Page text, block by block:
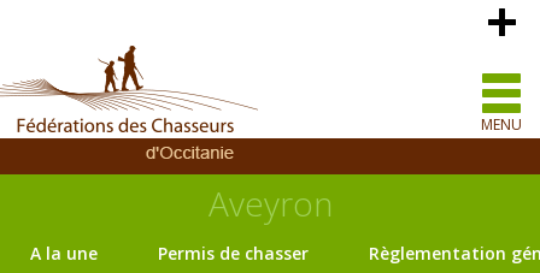
MENU
Aveyron
A la une Permis de chasser Règlementation